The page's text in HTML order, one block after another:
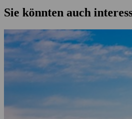
Sie könnten auch